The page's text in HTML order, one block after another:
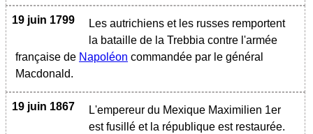
19 juin 1799
Les autrichiens et les russes remportent
la bataille de la Trebbia contre l'armée
française de Napoléon commandée par le général
Macdonald.
19 juin 1867
L'empereur du Mexique Maximilien 1er
est fusillé et la république est restaurée.